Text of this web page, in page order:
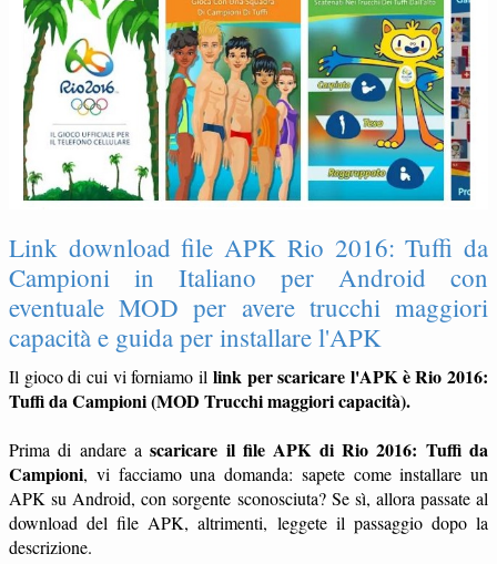
Link download file APK Rio 2016: Tuffi da
Campioni in Italiano per Android con
eventuale MOD per avere trucchi maggiori
capacità e guida per installare l'APK
Il gioco di cui vi forniamo il link per scaricare l'APK è Rio 2016:
Tuffi da Campioni (MOD Trucchi maggiori capacità).
Prima di andare ascaricare il file APK di Rio 2016: Tuffi da
Campioni, vi facciamo una domanda: sapete come installare un
APK su Android, con sorgente sconosciuta? Se sì, allora passate al
download del file APK, altrimenti, leggete il passaggio dopo la
descrizione.